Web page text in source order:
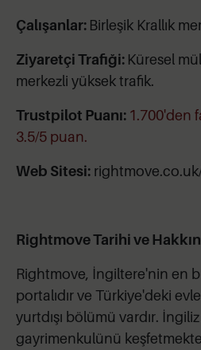
Çalışanlar: Birleşik Krallık
Ziyaretçi Trafiği: Küresel
merkezli yüksek trafik.
Trustpilot Puanı: 1.700'den
3.5/5 puan.
Web Sitesi:
Rightmove Tarihi ve
Rightmove, İngiltere'nin en
portalıdır ve Türkiye'deki
yurtdışı bölümü vardır.
gayrimenkulünü